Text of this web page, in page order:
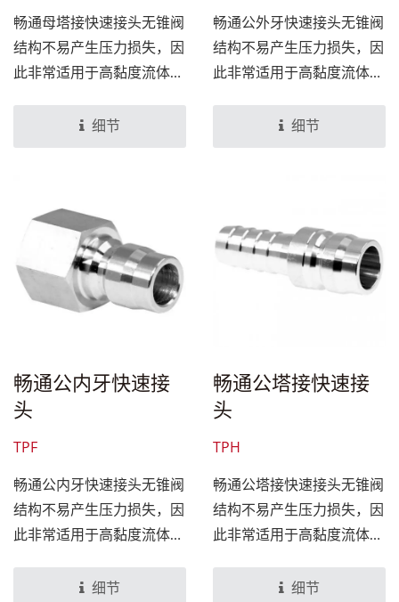
畅通母塔接快速接头无锥阀
结构不易产生压力损失，因
此非常适用于高黏度流体及
用中，像是高压水、地毯清
洁剂。设计上搭配畅通公快
单、快速、可靠。
细节
畅通公外牙快速接头无锥阀
结构不易产生压力损失，因
此非常适用于高黏度流体及
用中，像是高压水、地毯清
洁剂。设计上搭配畅通母快
单、快速、可靠。
细节
畅通公内牙快速接
头
TPF
畅通公内牙快速接头无锥阀
结构不易产生压力损失，因
此非常适用于高黏度流体及
用中，像是高压水、地毯清
细节
畅通公塔接快速接
头
TPH
畅通公塔接快速接头无锥阀
结构不易产生压力损失，因
此非常适用于高黏度流体及
用中，像是高压水、地毯清
细节